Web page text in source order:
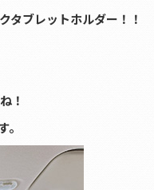
タブレットホルダー！！
！